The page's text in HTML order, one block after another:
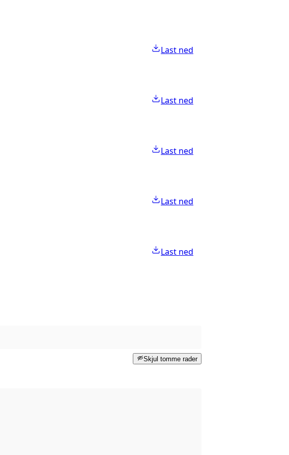
Last ned
Last ned
Last ned
Last ned
Last ned
Skjul tomme rader